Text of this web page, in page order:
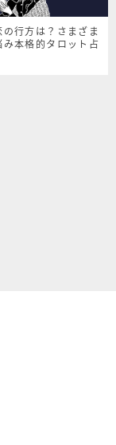
行方は？さまざま
み本格的タロット占